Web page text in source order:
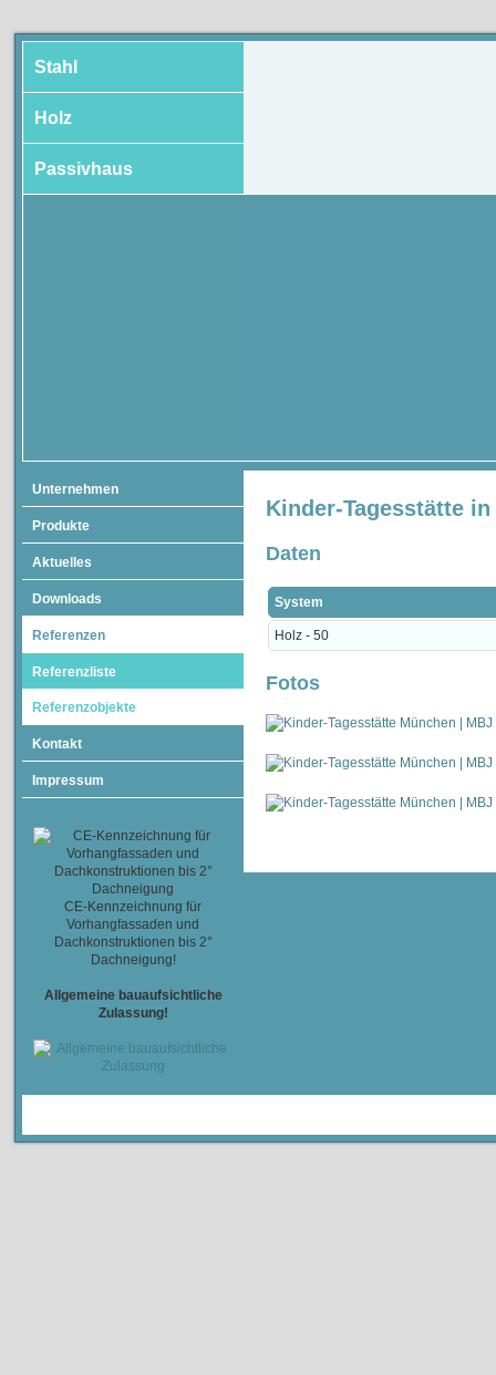
Stahl
Holz
Passivhaus
Unternehmen
Produkte
Aktuelles
Downloads
Referenzen
Referenzliste
Referenzobjekte
Kontakt
Impressum
CE-Kennzeichnung für
Vorhangfassaden und
Dachkonstruktionen bis 2°
Dachneigung!
Allgemeine bauaufsichtliche
Zulassung!
Kinder-Tagesstätte
Daten
System
Holz - 50
Fotos